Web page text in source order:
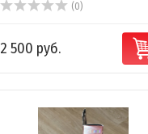
(0)
2 500 руб.